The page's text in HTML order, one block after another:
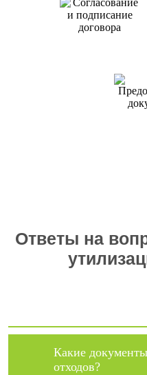
Ответы на
Какие
отходов?